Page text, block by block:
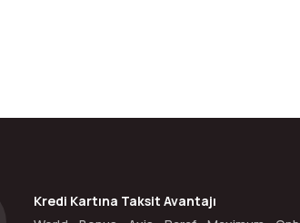
Kredi Kartına Taksit Avantajı